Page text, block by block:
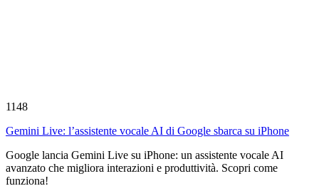
1148
Gemini Live: l’assistente vocale AI di Google sbarca su iPhone
Google lancia Gemini Live su iPhone: un assistente vocale AI
avanzato che migliora interazioni e produttività. Scopri come
funziona!